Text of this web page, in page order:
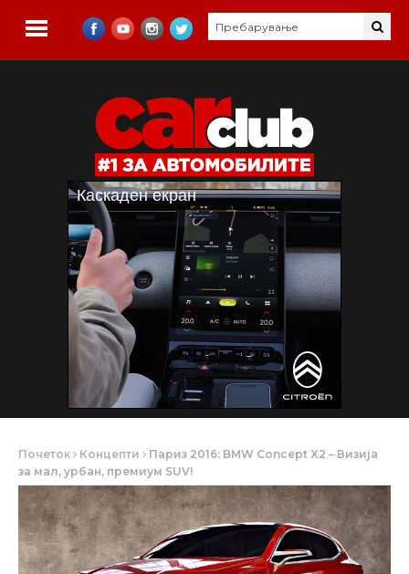
Почеток Концепти
Париз 2016: BMW Concept X2 – Визија
за мал, урбан, премиум SUV!